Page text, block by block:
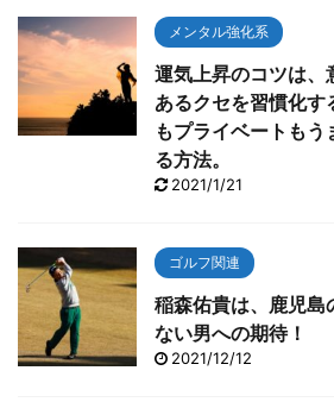
メンタル強化系
運気上昇のコツは、
あるクセを習慣化
もプライベートも
る方法。
2021/1/21
ゴルフ関連
稲森佑貴は、鹿児島
ない男への期待！
2021/12/12